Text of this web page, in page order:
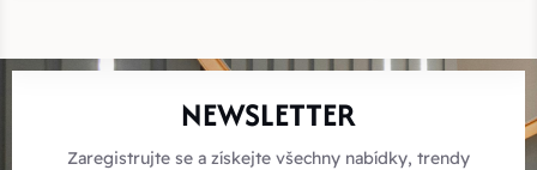
NEWSLETTER
Zaregistrujte se a získejte všechny nabídky, trendy